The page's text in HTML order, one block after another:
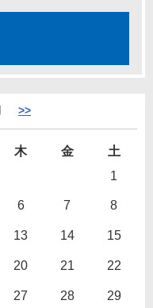
>>
木 金
土
1
6 7 8
13 14 15
20 21 22
27 28 29